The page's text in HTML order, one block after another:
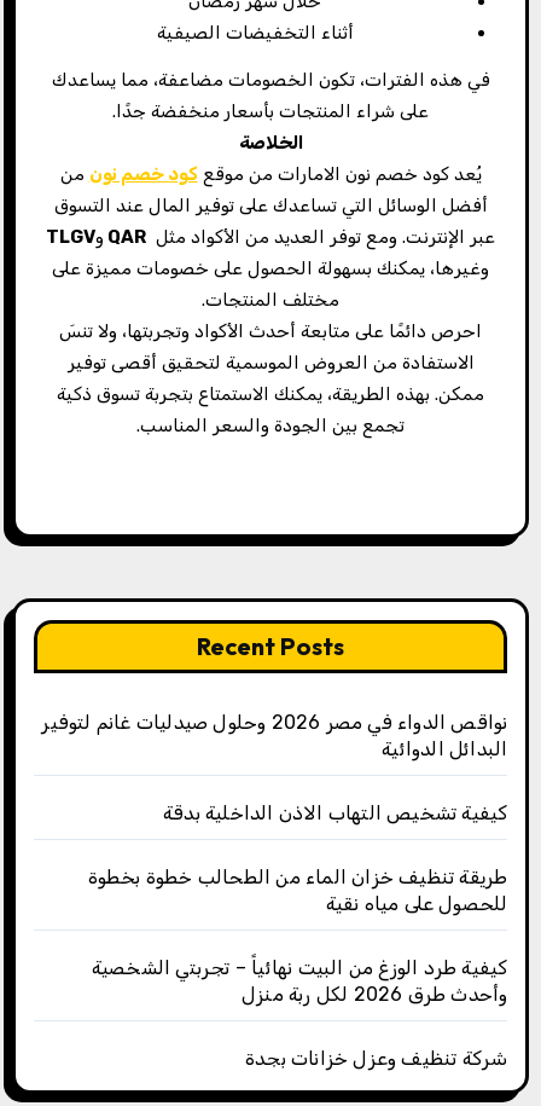
أثناء التخفيضات الصيفية
في هذه الفترات، تكون الخصومات مضاعفة، مما يساعدك
على شراء المنتجات بأسعار منخفضة جدًا.
الخلاصة
يُعد كود خصم نون الامارات من موقع كود خصم نون من
أفضل الوسائل التي تساعدك على توفير المال عند التسوق
عبر الإنترنت. ومع توفر العديد من الأكواد مثل QAR وTLGV
وغيرها، يمكنك بسهولة الحصول على خصومات مميزة على
مختلف المنتجات.
احرص دائمًا على متابعة أحدث الأكواد وتجربتها، ولا تنسَ
الاستفادة من العروض الموسمية لتحقيق أقصى توفير
ممكن. بهذه الطريقة، يمكنك الاستمتاع بتجربة تسوق ذكية
تجمع بين الجودة والسعر المناسب.
Recent Posts
نواقص الدواء في مصر 2026 وحلول صيدليات غانم لتوفير
البدائل الدوائية
كيفية تشخيص التهاب الاذن الداخلية بدقة
طريقة تنظيف خزان الماء من الطحالب خطوة بخطوة
للحصول على مياه نقية
كيفية طرد الوزغ من البيت نهائياً – تجربتي الشخصية
وأحدث طرق 2026 لكل ربة منزل
شركة تنظيف وعزل خزانات بجدة